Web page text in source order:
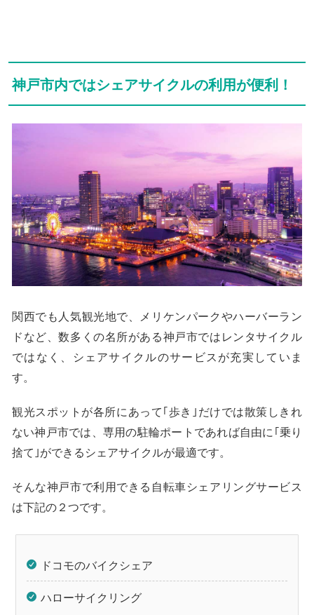
神戸市内ではシェアサイクルの利用が便利！
関西でも人気観光地で、メリケンパークやハーバーラン
ドなど、数多くの名所がある神戸市ではレンタサイクル
ではなく、シェアサイクルのサービスが充実していま
す。
観光スポットが各所にあって｢歩き｣だけでは散策しきれ
ない神戸市では、専用の駐輪ポートであれば自由に｢乗り
捨て｣ができるシェアサイクルが最適です。
そんな神戸市で利用できる自転車シェアリングサービス
は下記の２つです。
ドコモのバイクシェア
ハローサイクリング